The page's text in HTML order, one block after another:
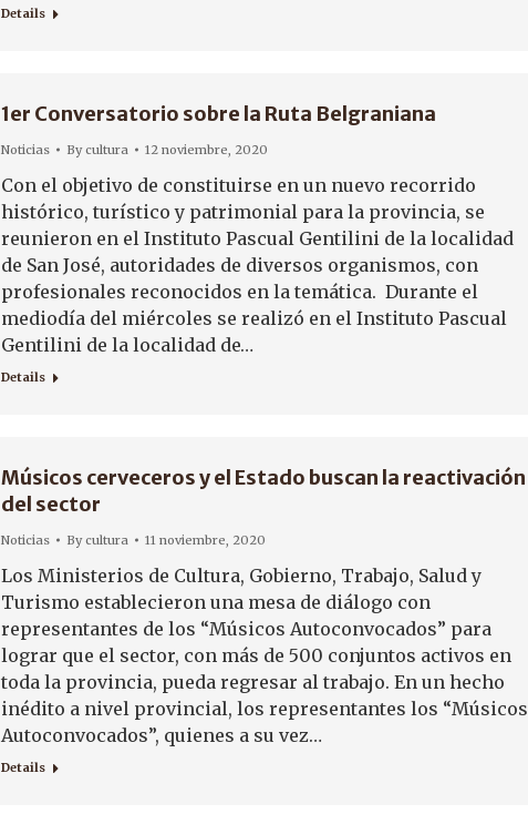
Details
1er Conversatorio sobre la Ruta Belgraniana
Noticias Bycultura 12 noviembre, 2020
Con el objetivo de constituirse en un nuevo recorrido
histórico, turístico y patrimonial para la provincia, se
reunieron en el Instituto Pascual Gentilini de la localidad
de San José, autoridades de diversos organismos, con
profesionales reconocidos en la temática. Durante el
mediodía del miércoles se realizó en el Instituto Pascual
Gentilini de la localidad de…
Details
Músicos cerveceros y el Estado buscan la reactivación
del sector
Noticias Bycultura 11 noviembre, 2020
Los Ministerios de Cultura, Gobierno, Trabajo, Salud y
Turismo establecieron una mesa de diálogo con
representantes de los “Músicos Autoconvocados” para
lograr que el sector, con más de 500 conjuntos activos en
toda la provincia, pueda regresar al trabajo. En un hecho
inédito a nivel provincial, los representantes los “Músicos
Autoconvocados”, quienes a su vez…
Details